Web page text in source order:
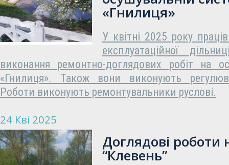
«Гнилиця»
У квітні 2025 року
експлуатаційної
виконання ремонтно-доглядових робіт на
«Гнилиця». Також вони виконують
Роботи виконують ремонтувальники руслові.
24 Кві 2025
Доглядові роботи
“Клевень”